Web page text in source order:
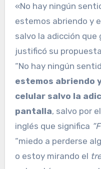
«No hay ningún
estemos abriendo y
salvo la adicción
justificó su
“No hay ningún
estemos abriendo
celular salvo la
pantalla, salvo por
inglés que significa
“miedo a perderse
o estoy mirando el